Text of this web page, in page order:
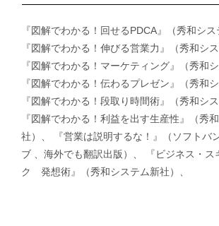
『図解でわかる！回せるPDCA』（秀和シス
『図解でわかる！伸びる営業力』（秀和シス
『図解でわかる！マーケティング』（秀和
『図解でわかる！伝わるプレゼン』（秀和
『図解でわかる！段取り時間術』（秀和シス
『図解でわかる！利益を出す生産性』（秀
社）、 『営業は説明するな！』（ソフトバ
ブ 、海外でも翻訳出版）、 『ビジネス・ス
ク 発想術』（秀和システム新社）、